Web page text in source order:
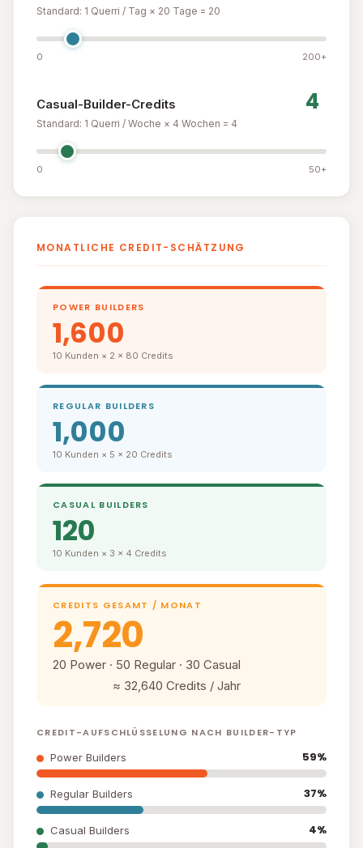
Standard: 1 Querri / Tag × 20 Tage = 20
0 200+
Casual-Builder-Credits
Standard: 1 Querri / Woche × 4 Wochen = 4
0 50+
MONATLICHE CREDIT-SCHÄTZUNG
POWER BUILDERS
1,600
10 Kunden × 2 × 80 Credits
REGULAR BUILDERS
1,000
10 Kunden × 5 × 20 Credits
CASUAL BUILDERS
120
10 Kunden × 3 × 4 Credits
CREDITS GESAMT / MONAT
2,720
20 Power · 50 Regular · 30 Casual
≈ 32,640 Credits / Jahr
CREDIT-AUFSCHLÜSSELUNG NACH BUILDER-TYP
Power Builders
59%
Regular Builders 37%
Casual Builders 4%